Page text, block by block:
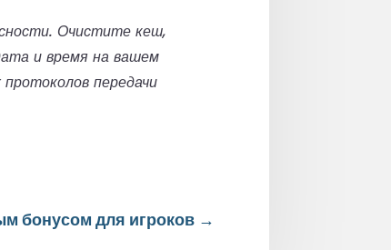
Очистите кеш,
и время на вашем
передачи
бонусом для игроков→